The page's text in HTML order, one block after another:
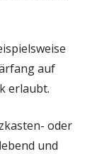
auf
erlaubt.
oder
und